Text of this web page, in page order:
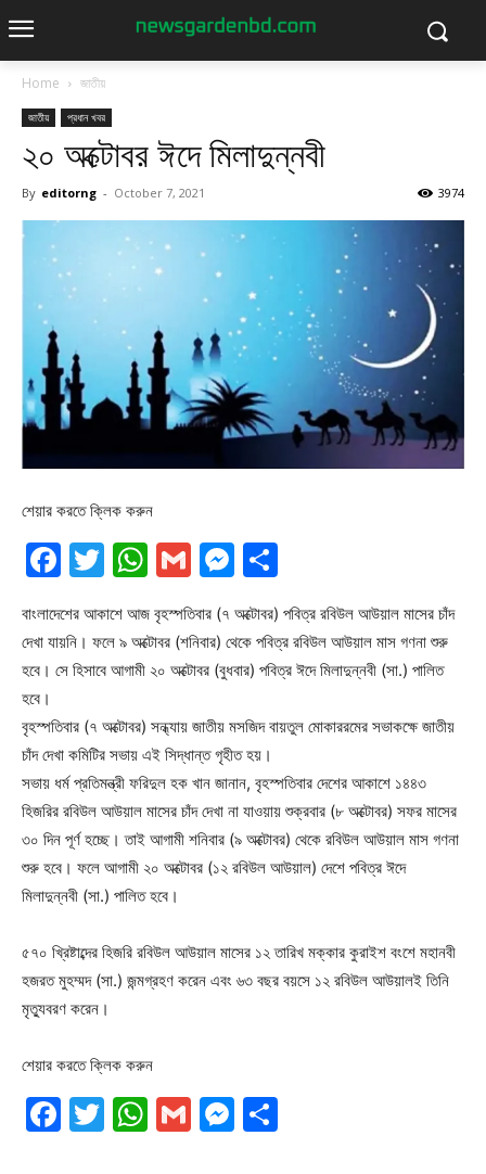
Home জাতীয়
জাতীয় প্রধান খবর
২০ অক্টোবর ঈদে মিলাদুন্নবী
By editorng - October 7, 2021 3974
শেয়ার করতে ক্লিক করুন
Facebook
Twitter
WhatsApp
GmailMessenger
বাংলাদেশের আকাশে আজ বৃহস্পতিবার (৭ অক্টোবর) পবিত্র রবিউল আউয়াল মাসের চাঁদ
দেখা যায়নি। ফলে ৯ অক্টোবর (শনিবার) থেকে পবিত্র রবিউল আউয়াল মাস গণনা শুরু
হবে। সে হিসাবে আগামী ২০ অক্টোবর (বুধবার) পবিত্র ঈদে মিলাদুন্নবী (সা.) পালিত
হবে।
বৃহস্পতিবার (৭ অক্টোবর) সন্ধ্যায় জাতীয় মসজিদ বায়তুল মোকাররমের সভাকক্ষে জাতীয়
চাঁদ দেখা কমিটির সভায় এই সিদ্ধান্ত গৃহীত হয়।
সভায় ধর্ম প্রতিমন্ত্রী ফরিদুল হক খান জানান, বৃহস্পতিবার দেশের আকাশে ১৪৪৩
হিজরির রবিউল আউয়াল মাসের চাঁদ দেখা না যাওয়ায় শুক্রবার (৮ অক্টোবর) সফর মাসের
৩০ দিন পূর্ণ হচ্ছে। তাই আগামী শনিবার (৯ অক্টোবর) থেকে রবিউল আউয়াল মাস গণনা
শুরু হবে। ফলে আগামী ২০ অক্টোবর (১২ রবিউল আউয়াল) দেশে পবিত্র ঈদে
মিলাদুন্নবী (সা.) পালিত হবে।
৫৭০ খ্রিষ্টাব্দের হিজরি রবিউল আউয়াল মাসের ১২ তারিখ মক্কার কুরাইশ বংশে মহানবী
হজরত মুহম্মদ (সা.) জন্মগ্রহণ করেন এবং ৬৩ বছর বয়সে ১২ রবিউল আউয়ালই তিনি
মৃত্যুবরণ করেন।
শেয়ার করতে ক্লিক করুন
Facebook
Twitter
WhatsApp
GmailMessenger